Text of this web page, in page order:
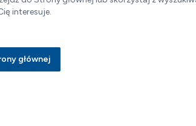
interesuje.
głównej